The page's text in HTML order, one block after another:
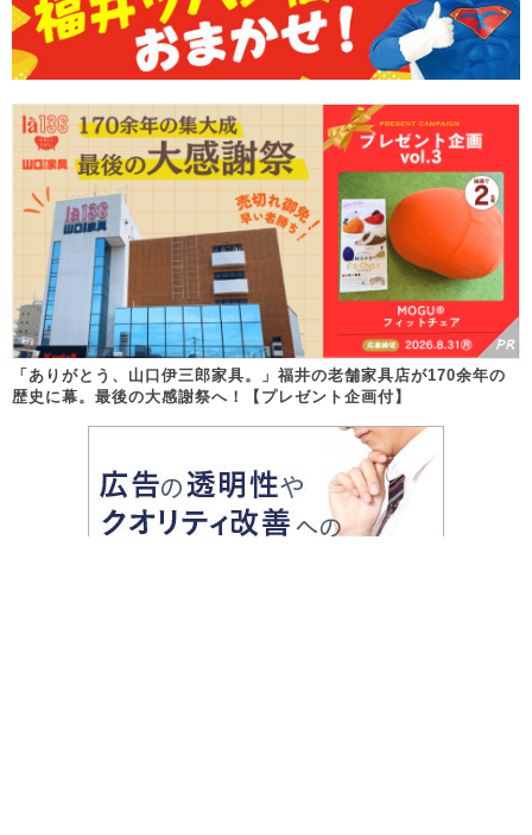
「ありがとう、山口伊三郎家具。」福井の老舗家具店が170余年の
歴史に幕。最後の大感謝祭へ！【プレゼント企画付】